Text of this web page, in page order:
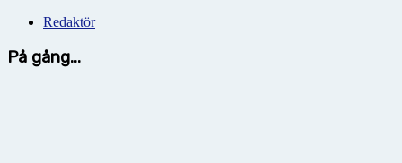
Redaktör
På gång...